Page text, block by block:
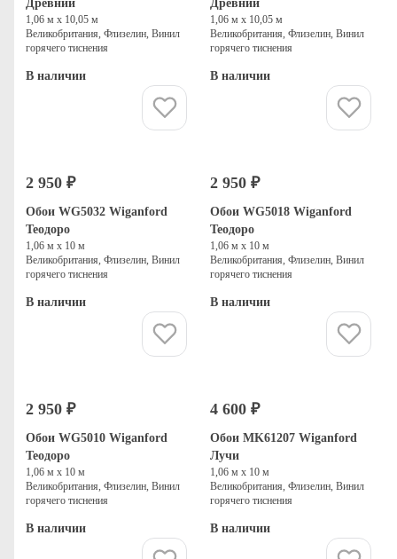
Древний
1,06 м х 10,05 м
Великобритания, Флизелин, Винил
горячего тиснения
В наличии
Древний
1,06 м х 10,05 м
Великобритания, Флизелин, Винил
горячего тиснения
В наличии
2 950 ₽
Обои WG5032 Wiganford
Теодоро
1,06 м х 10 м
Великобритания, Флизелин, Винил
горячего тиснения
В наличии
2 950 ₽
Обои WG5018 Wiganford
Теодоро
1,06 м х 10 м
Великобритания, Флизелин, Винил
горячего тиснения
В наличии
2 950 ₽
Обои WG5010 Wiganford
Теодоро
1,06 м х 10 м
Великобритания, Флизелин, Винил
горячего тиснения
В наличии
4 600 ₽
Обои MK61207 Wiganford
Лучи
1,06 м х 10 м
Великобритания, Флизелин, Винил
горячего тиснения
В наличии